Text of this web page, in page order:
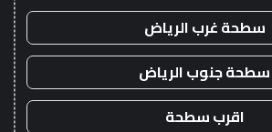
سطحة غرب الرياض
سطحة جنوب الرياض
اقرب سطحة